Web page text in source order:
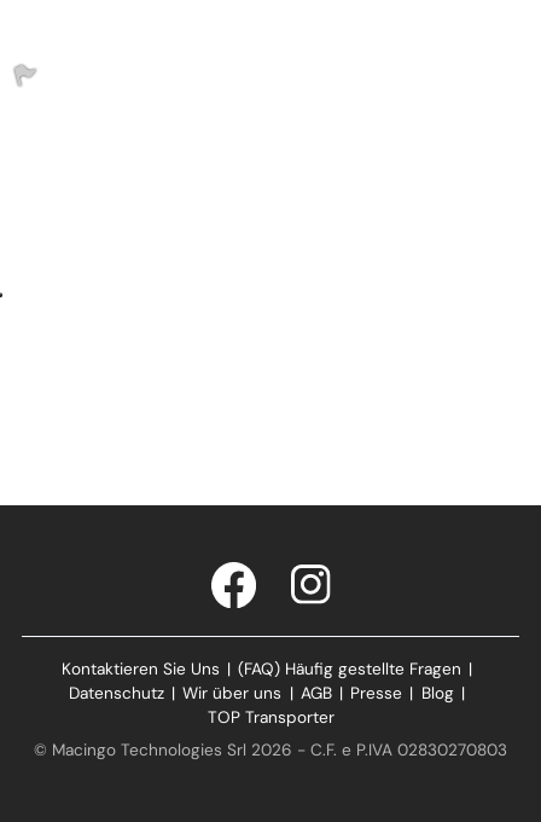
Kontaktieren Sie Uns | (FAQ) Häufig gestellte Fragen |
Datenschutz | Wir über uns | AGB | Presse | Blog |
TOP Transporter
© Macingo Technologies Srl 2026 - C.F. e P.IVA 02830270803